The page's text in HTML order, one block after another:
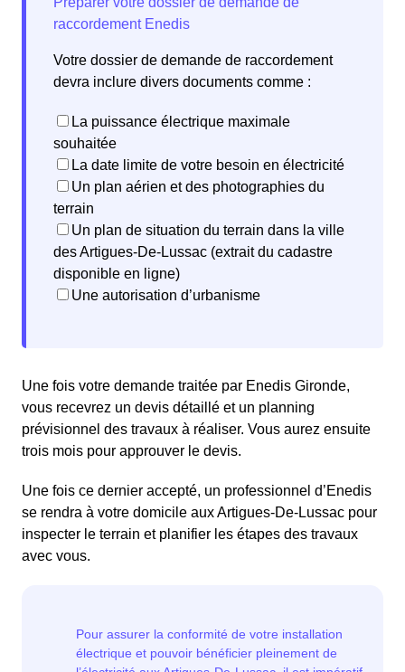
Votre dossier de demande de raccordement
devra inclure divers documents comme :
La puissance électrique maximale
souhaitée
La date limite de votre besoin en électricité
Un plan aérien et des photographies du
terrain
Un plan de situation du terrain dans la ville
des Artigues-De-Lussac (extrait du cadastre
disponible en ligne)
Une autorisation d’urbanisme
Une fois votre demande traitée par Enedis Gironde,
vous recevrez un devis détaillé et un planning
prévisionnel des travaux à réaliser. Vous aurez ensuite
trois mois pour approuver le devis.
Une fois ce dernier accepté, un professionnel d’Enedis
se rendra à votre domicile aux Artigues-De-Lussac pour
inspecter le terrain et planifier les étapes des travaux
avec vous.